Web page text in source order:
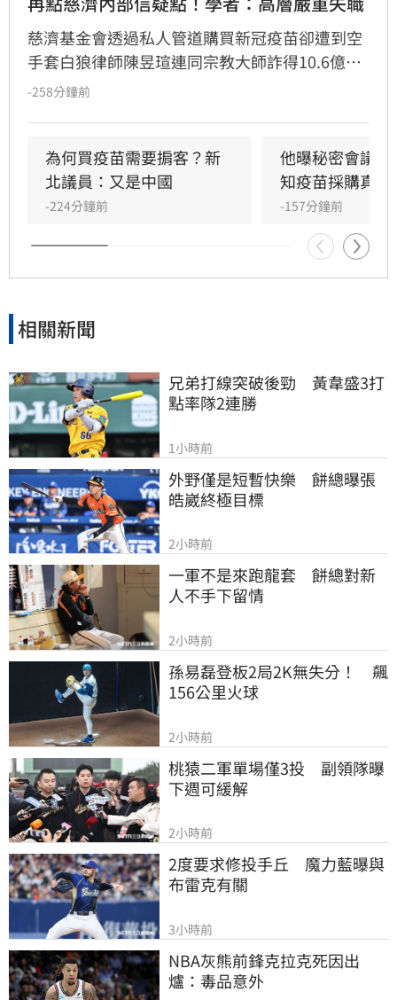
慈濟基金會透過私人管道購買新冠疫苗卻遭到空
手套白狼律師陳昱瑄連同宗教大師詐得10.6億
元，案情曝光後引發社會熱議，紛紛質疑慈濟被
釋都暴露更多疑點，「慈濟的管理階層嚴重失
職」。他還指出其中一段關於疫苗採購價格的內
容根本不是事實，「我不知道為何慈濟高層能夠
-258分鐘前
為何買疫苗需要掮客？新
北議員：又是中國
-224分鐘前
他曝秘密會議
知疫苗採購真相
-157分鐘前
相關新聞
兄弟打線突破後勁　黃韋盛3打
點率隊2連勝
1小時前
外野僅是短暫快樂　餅總曝張
皓崴終極目標
2小時前
一軍不是來跑龍套　餅總對新
人不手下留情
2小時前
孫易磊登板2局2K無失分！　飆
156公里火球
2小時前
桃猿二軍單場僅3投　副領隊曝
下週可緩解
2小時前
2度要求修投手丘　魔力藍曝與
布雷克有關
3小時前
NBA灰熊前鋒克拉克死因出
爐：毒品意外